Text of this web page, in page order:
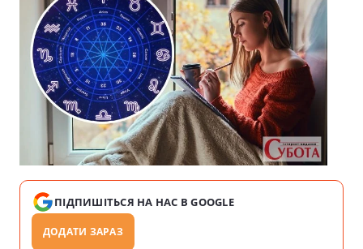
ПІДПИШІТЬСЯ НА НАС В GOOGLE
ДОДАТИ ЗАРАЗ